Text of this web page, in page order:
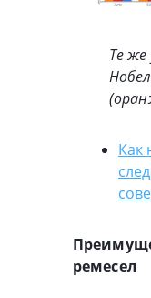
Те же
Как
ремесел